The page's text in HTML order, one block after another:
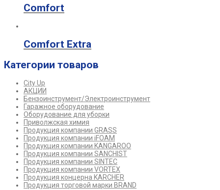
Comfort
Comfort Extra
Категории товаров
City Up
АКЦИИ
Бензоинструмент/Электроинструмент
Гаражное оборудование
Оборудование для уборки
Приволжская химия
Продукция компании GRASS
Продукция компании iFOAM
Продукция компании KANGAROO
Продукция компании SANCHIST
Продукция компании SINTEC
Продукция компании VORTEX
Продукция концерна KARCHER
Продукция торговой марки BRAND